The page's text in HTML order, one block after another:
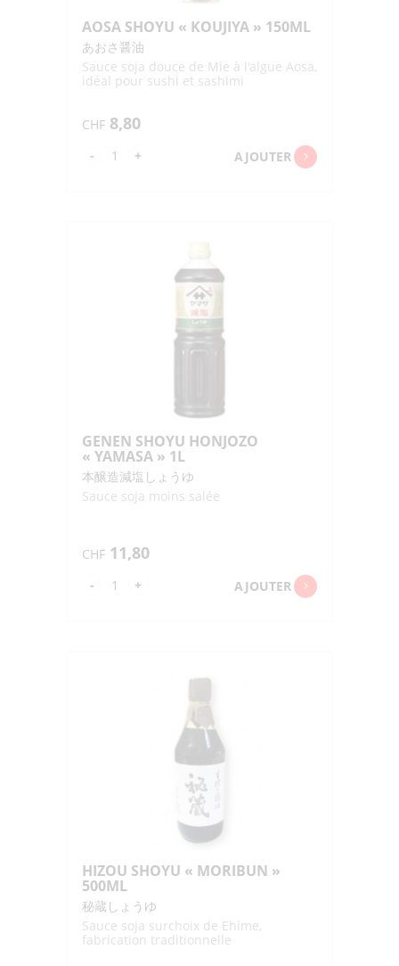
AOSA SHOYU « KOUJIYA » 150ML
あおさ醤油
Sauce soja douce de Mie à l'algue Aosa,
idéal pour sushi et sashimi
CHF 8,80
-
quantité
+ AJOUTER
GENEN SHOYU HONJOZO
« YAMASA » 1L
本醸造減塩しょうゆ
Sauce soja moins salée
CHF 11,80
-
quantité
+ AJOUTER
HIZOU SHOYU « MORIBUN »
500ML
秘蔵しょうゆ
Sauce soja surchoix de Ehime,
fabrication traditionnelle